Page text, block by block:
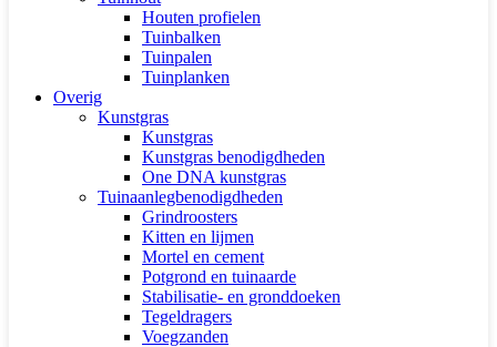
Houten profielen
Tuinbalken
Tuinpalen
Tuinplanken
Overig
Kunstgras
Kunstgras
Kunstgras benodigdheden
One DNA kunstgras
Tuinaanlegbenodigdheden
Grindroosters
Kitten en lijmen
Mortel en cement
Potgrond en tuinaarde
Stabilisatie- en gronddoeken
Tegeldragers
Voegzanden